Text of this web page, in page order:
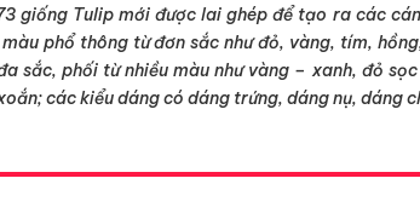
giống Tulip mới được lai ghép để tạo ra các
phổ thông từ đơn sắc như đỏ, vàng, tím,
sắc, phối từ nhiều màu như vàng – xanh, đỏ
các kiểu dáng có dáng trứng, dáng nụ, dáng